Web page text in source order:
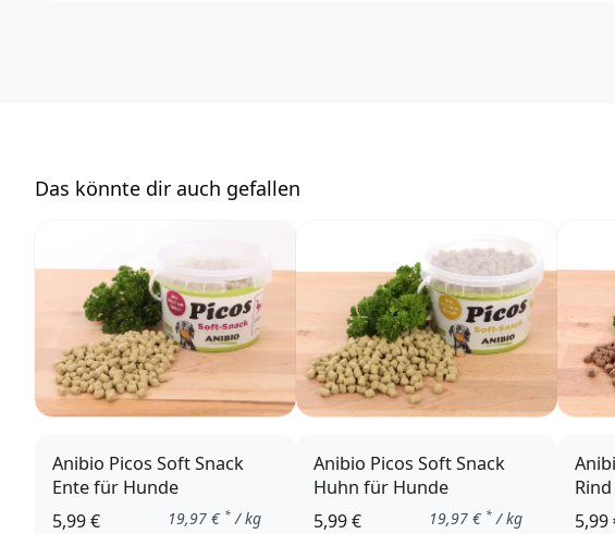
Das könnte dir auch gefallen
Anibio Picos Soft Snack
Ente für Hunde
5,99 €
19,97 € * / kg
Anibio Picos Soft Snack
Huhn für Hunde
5,99 €
19,97 € * / kg
5,99